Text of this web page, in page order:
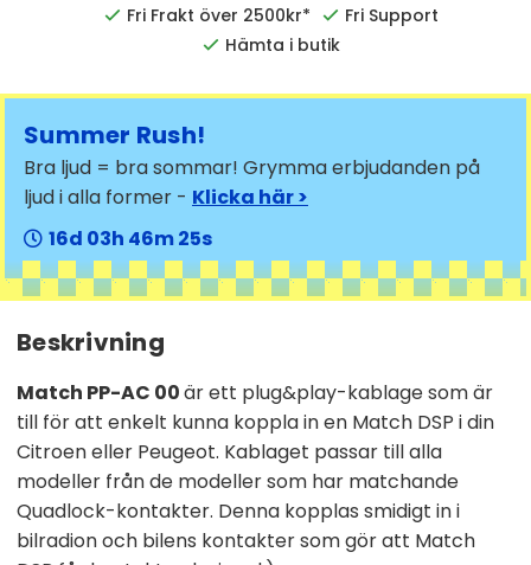
Fri Frakt över 2500kr*
Fri Support
Hämta i butik
Summer Rush!
Bra ljud = bra sommar! Grymma erbjudanden på
ljud i alla former - Klicka här >
16
03 46 24
Beskrivning
Match PP-AC 00är ett plug&play-kablage som är
till för att enkelt kunna koppla in en Match DSP i din
Citroen eller Peugeot. Kablaget passar till alla
modeller från de modeller som har matchande
Quadlock-kontakter. Denna kopplas smidigt in i
bilradion och bilens kontakter som gör att Match